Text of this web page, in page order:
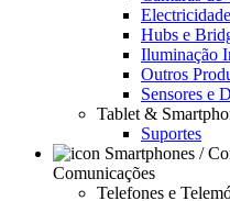
Electricidade
Hubs e
Iluminação
Outros
Sensores e
Tablet &
Suportes
Comunicações
Telefones e